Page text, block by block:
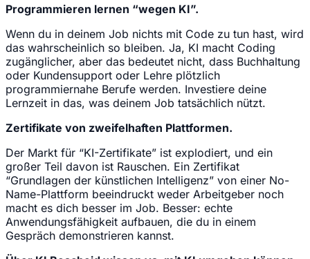
Programmieren lernen “wegen KI”.
Wenn du in deinem Job nichts mit Code zu tun hast, wird
das wahrscheinlich so bleiben. Ja, KI macht Coding
zugänglicher, aber das bedeutet nicht, dass Buchhaltung
oder Kundensupport oder Lehre plötzlich
programmiernahe Berufe werden. Investiere deine
Lernzeit in das, was deinem Job tatsächlich nützt.
Zertifikate von zweifelhaften Plattformen.
Der Markt für “KI-Zertifikate” ist explodiert, und ein
großer Teil davon ist Rauschen. Ein Zertifikat
“Grundlagen der künstlichen Intelligenz” von einer No-
Name-Plattform beeindruckt weder Arbeitgeber noch
macht es dich besser im Job. Besser: echte
Anwendungsfähigkeit aufbauen, die du in einem
Gespräch demonstrieren kannst.